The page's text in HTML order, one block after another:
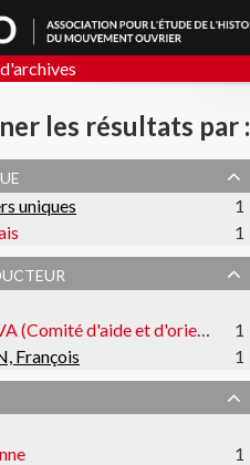
les résultats par :
uniques
1
1
CAOVA (Comité d'aide et d'orientation des victimes de l'amiante)
1
François
1
1